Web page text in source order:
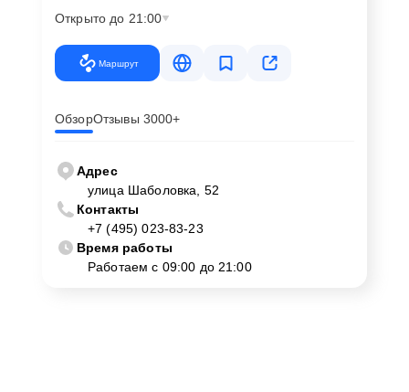
Открыто до 21:00
Маршрут
ОбзорОтзывы 3000+
Адрес
улица Шаболовка, 52
Контакты
+7 (495) 023-83-23
Время работы
Работаем с 09:00 до 21:00